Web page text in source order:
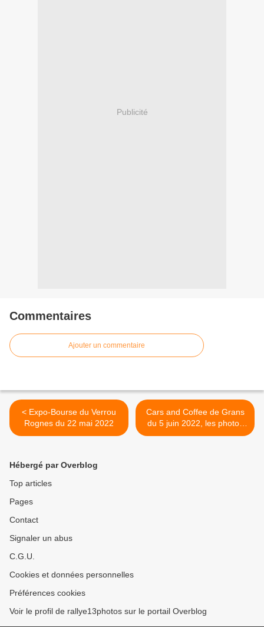
Publicité
Commentaires
Ajouter un commentaire
< Expo-Bourse du Verrou
Rognes du 22 mai 2022
Cars and Coffee de Grans
du 5 juin 2022, les photos
sont en ligne: >
Hébergé par Overblog
Top articles
Pages
Contact
Signaler un abus
C.G.U.
Cookies et données personnelles
Préférences cookies
Voir le profil de rallye13photos sur le portail Overblog